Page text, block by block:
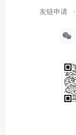
友链申请